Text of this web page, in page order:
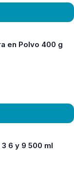
en Polvo 400 g
6 y 9 500 ml